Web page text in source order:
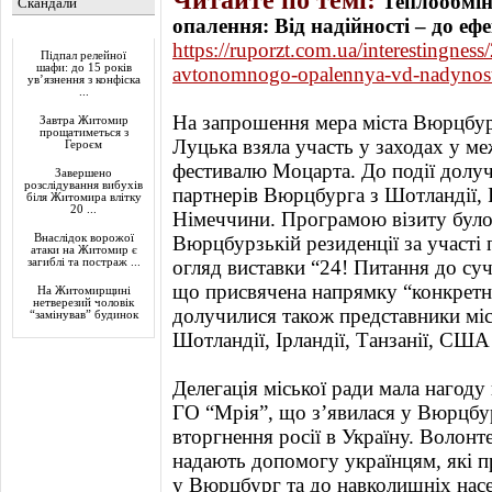
Підпал релейної
шафи: до 15 років
ув’язнення з конфіска
Завтра Житомир
прощатиметься з
Героєм
Завершено
розслідування вибухів
біля Житомира влітку
20 ...
Внаслідок ворожої
атаки на Житомир є
загиблі та постраж ...
На Житомирщині
нетверезий чоловік
“замінував” будинок
опалення: Від надійності – до
https://ruporzt.com.ua/
avtonomnogo-opalennya-vd-
На запрошення мера міста
Луцька взяла участь у заходах у
фестивалю Моцарта. До події
партнерів Вюрцбурга з Шотландії,
Німеччини. Програмою візиту
Вюрцбурзькій резиденції за участі
огляд виставки “24! Питання до
що присвячена напрямку
долучилися також представники
Шотландії, Ірландії, Танзанії,
Делегація міської ради мала
ГО “Мрія”, що з’явилася у
вторгнення росії в Україну.
надають допомогу українцям, які
у Вюрцбург та до навколишніх